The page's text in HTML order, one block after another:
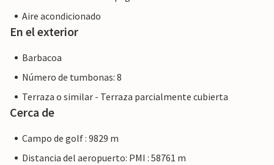
Aire acondicionado
En el exterior
Barbacoa
Número de tumbonas: 8
Terraza o similar - Terraza parcialmente cubierta
Cerca de
Campo de golf : 9829 m
Distancia del aeropuerto: PMI : 58761 m